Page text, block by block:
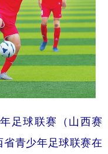
银龄 溯源中国
能源 会展
时尚
太网 上市公司
足球联赛（山西赛
省青少年足球联赛在